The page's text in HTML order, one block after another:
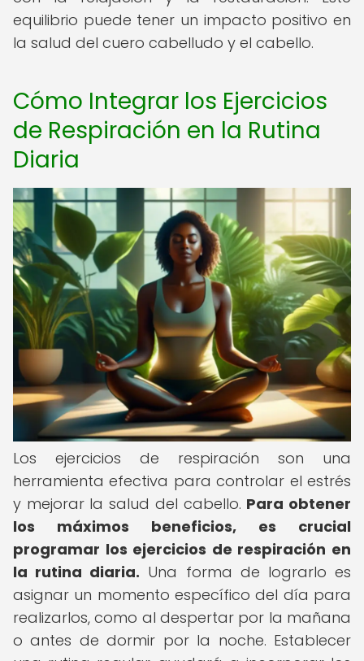
equilibrio puede tener un impacto positivo en
la salud del cuero cabelludo y el cabello.
Cómo Integrar los Ejercicios
de Respiración en la Rutina
Diaria
Los ejercicios de respiración son una
herramienta efectiva para controlar el estrés
y mejorar la salud del cabello. Para obtener
los máximos beneficios, es crucial
programar los ejercicios de respiración en
la rutina diaria. Una forma de lograrlo es
asignar un momento específico del día para
realizarlos, como al despertar por la mañana
o antes de dormir por la noche. Establecer